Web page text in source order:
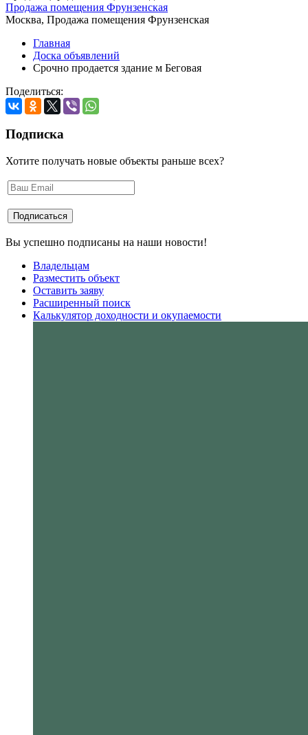
Продажа помещения Фрунзенская
Москва, Продажа помещения Фрунзенская
Главная
Доска объявлений
Срочно продается здание м Беговая
Поделиться:
Подписка
Хотите получать новые объекты раньше всех?
Вы успешно подписаны на наши новости!
Владельцам
Разместить объект
Оставить заяву
Расширенный поиск
Калькулятор доходности и окупаемости